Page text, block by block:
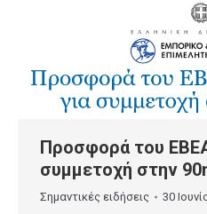
Προσφορά του
συμμετοχή στην
Σημαντικές ειδήσεις 30